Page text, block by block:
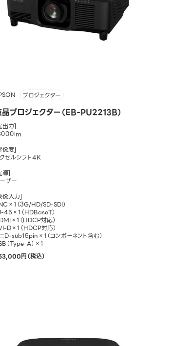
プロジェクター
プロジェクター（EB-PU2213B）
出力]
像度]
セルシフト4K
源]
ザー
像入力]
（3G/HD/SD-SDI）
45×1（HDBaseT）
（HDCP対応）
D×1（HDCP対応）
D-sub15pin×1（コンポーネント含む）
（Type-A）×1
円（税込）